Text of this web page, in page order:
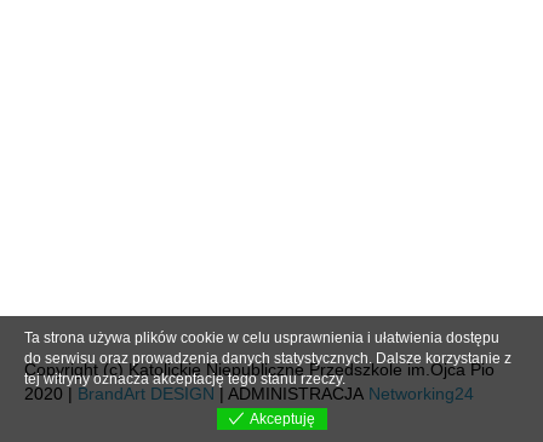
Copyright (c) Katolickie Niepubliczne Przedszkole im.Ojca Pio
2020 | BrandArt DESIGN | ADMINISTRACJA Networking24
Ta strona używa plików cookie w celu usprawnienia i ułatwienia dostępu
do serwisu oraz prowadzenia danych statystycznych. Dalsze korzystanie z
tej witryny oznacza akceptację tego stanu rzeczy.
Akceptuję